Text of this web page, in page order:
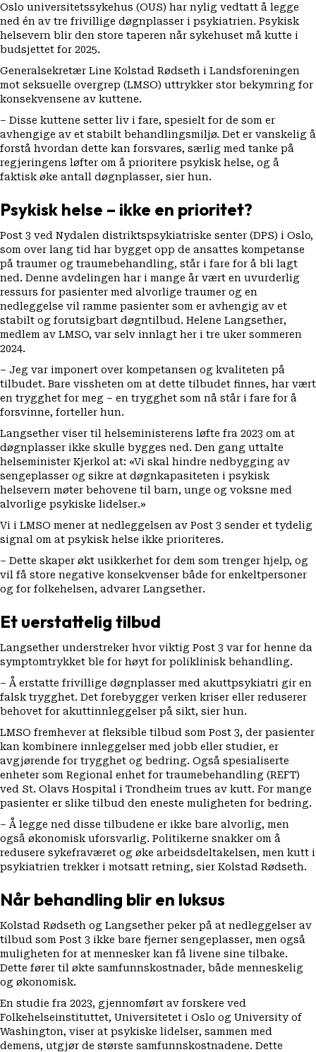
Oslo universitetssykehus (OUS) har nylig vedtatt å legge
ned én av tre frivillige døgnplasser i psykiatrien. Psykisk
helsevern blir den store taperen når sykehuset må kutte i
budsjettet for 2025.
Generalsekretær Line Kolstad Rødseth i Landsforeningen
mot seksuelle overgrep (LMSO) uttrykker stor bekymring for
konsekvensene av kuttene.
– Disse kuttene setter liv i fare, spesielt for de som er
avhengige av et stabilt behandlingsmiljø. Det er vanskelig å
forstå hvordan dette kan forsvares, særlig med tanke på
regjeringens løfter om å prioritere psykisk helse, og å
faktisk øke antall døgnplasser, sier hun.
Psykisk helse – ikke en prioritet?
Post 3 ved Nydalen distriktspsykiatriske senter (DPS) i Oslo,
som over lang tid har bygget opp de ansattes kompetanse
på traumer og traumebehandling, står i fare for å bli lagt
ned. Denne avdelingen har i mange år vært en uvurderlig
ressurs for pasienter med alvorlige traumer og en
nedleggelse vil ramme pasienter som er avhengig av et
stabilt og forutsigbart døgntilbud. Helene Langsether,
medlem av LMSO, var selv innlagt her i tre uker sommeren
2024.
– Jeg var imponert over kompetansen og kvaliteten på
tilbudet. Bare vissheten om at dette tilbudet finnes, har vært
en trygghet for meg – en trygghet som nå står i fare for å
forsvinne, forteller hun.
Langsether viser til helseministerens løfte fra 2023 om at
døgnplasser ikke skulle bygges ned. Den gang uttalte
helseminister Kjerkol at: «Vi skal hindre nedbygging av
sengeplasser og sikre at døgnkapasiteten i psykisk
helsevern møter behovene til barn, unge og voksne med
alvorlige psykiske lidelser.»
Vi i LMSO mener at nedleggelsen av Post 3 sender et tydelig
signal om at psykisk helse ikke prioriteres.
– Dette skaper økt usikkerhet for dem som trenger hjelp, og
vil få store negative konsekvenser både for enkeltpersoner
og for folkehelsen, advarer Langsether.
Et uerstattelig tilbud
Langsether understreker hvor viktig Post 3 var for henne da
symptomtrykket ble for høyt for poliklinisk behandling.
– Å erstatte frivillige døgnplasser med akuttpsykiatri gir en
falsk trygghet. Det forebygger verken kriser eller reduserer
behovet for akuttinnleggelser på sikt, sier hun.
LMSO fremhever at fleksible tilbud som Post 3, der pasienter
kan kombinere innleggelser med jobb eller studier, er
avgjørende for trygghet og bedring. Også spesialiserte
enheter som Regional enhet for traumebehandling (REFT)
ved St. Olavs Hospital i Trondheim trues av kutt. For mange
pasienter er slike tilbud den eneste muligheten for bedring.
– Å legge ned disse tilbudene er ikke bare alvorlig, men
også økonomisk uforsvarlig. Politikerne snakker om å
redusere sykefraværet og øke arbeidsdeltakelsen, men kutt i
psykiatrien trekker i motsatt retning, sier Kolstad Rødseth.
Når behandling blir en luksus
Kolstad Rødseth og Langsether peker på at nedleggelser av
tilbud som Post 3 ikke bare fjerner sengeplasser, men også
muligheten for at mennesker kan få livene sine tilbake.
Dette fører til økte samfunnskostnader, både menneskelig
og økonomisk.
En studie fra 2023, gjennomført av forskere ved
Folkehelseinstituttet, Universitetet i Oslo og University of
Washington, viser at psykiske lidelser, sammen med
demens, utgjør de største samfunnskostnadene. Dette